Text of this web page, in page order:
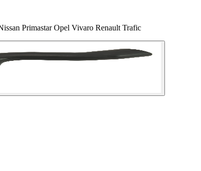
Primastar Opel Vivaro Renault Trafic